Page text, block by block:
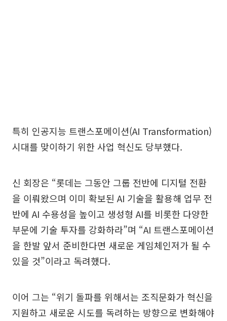
특히 인공지능 트랜스포메이션(AI Transformation)
시대를 맞이하기 위한 사업 혁신도 당부했다.
신 회장은 “롯데는 그동안 그룹 전반에 디지털 전환
을 이뤄왔으며 이미 확보된 AI 기술을 활용해 업무 전
반에 AI 수용성을 높이고 생성형 AI를 비롯한 다양한
부문에 기술 투자를 강화하라”며 “AI 트랜스포메이션
을 한발 앞서 준비한다면 새로운 게임체인저가 될 수
있을 것”이라고 독려했다.
이어 그는 “위기 돌파를 위해서는 조직문화가 혁신을
지원하고 새로운 시도를 독려하는 방향으로 변화해야